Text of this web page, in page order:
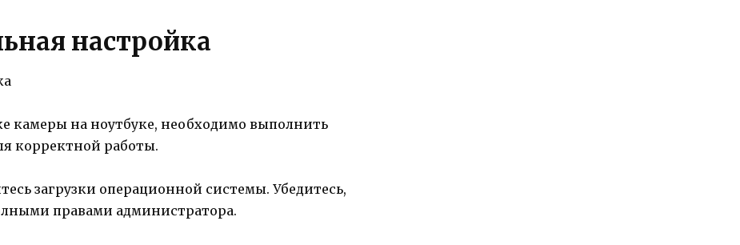
настройка
камеры на ноутбуке, необходимо выполнить
корректной работы.
загрузки операционной системы. Убедитесь,
правами администратора.